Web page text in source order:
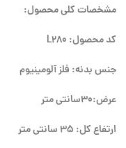
مشخصات کلی محصول:
کد محصول: L280
جنس بدنه: فلز آلومینیوم
عرض:30سانتی متر
ارتفاع کل: 35 سانتی متر